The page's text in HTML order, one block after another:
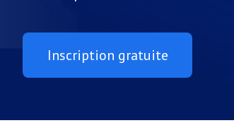
Inscription gratuite